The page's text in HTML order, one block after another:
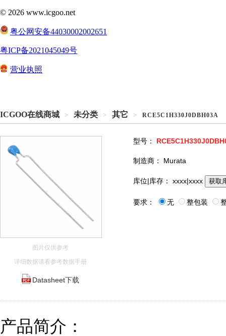
ICGOO在线商城 > 未分类 > 其它 > RCE5C1H330J0DBH03A
图片仅供参考
详细数据请看参考数据手册
Datasheet下载
型号：
制造商： Murata
库位|库存： xxxx|xxxx 获取
要求： 无 整包装
产品简介：